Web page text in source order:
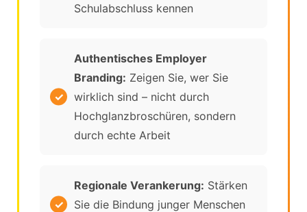
Schulabschluss kennen
Authentisches Employer
Branding: Zeigen Sie, wer Sie
wirklich sind – nicht durch
Hochglanzbroschüren, sondern
durch echte Arbeit
Regionale Verankerung: Stärken
Sie die Bindung junger Menschen